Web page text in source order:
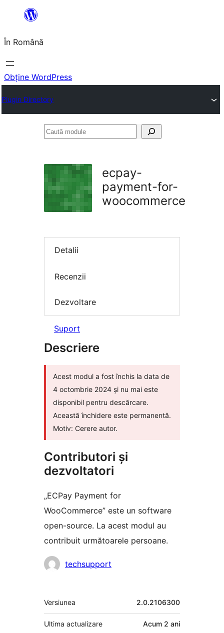
conținut
În Română
Obține WordPress
Plugin Directory
Caută
ecpay-
payment-for-
woocommerce
Detalii
Recenzii
Dezvoltare
Suport
Descriere
Acest modul a fost închis la data de
4 octombrie 2024 și nu mai este
disponibil pentru descărcare.
Această închidere este permanentă.
Motiv: Cerere autor.
Contributori și
dezvoltatori
„ECPay Payment for
WooCommerce” este un software
open-source. La acest modul au
contribuit următoarele persoane.
Contributori
techsupport
Meta
Versiunea 2.0.2106300
Ultima actualizare Acum 2 ani